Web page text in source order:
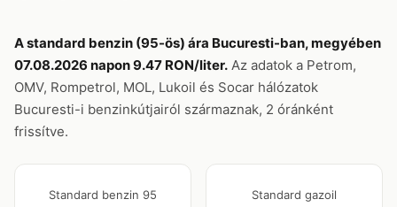
A standard benzin (95-ös) ára Bucuresti-ban, megyében
07.08.2026 napon 9.47 RON/liter. Az adatok a Petrom,
OMV, Rompetrol, MOL, Lukoil és Socar hálózatok
Bucuresti-i benzinkútjairól származnak, 2 óránként
frissítve.
Standard benzin 95 Standard gazoil